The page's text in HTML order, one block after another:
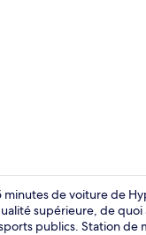
de voiture de
supérieure, de
publics. Station de